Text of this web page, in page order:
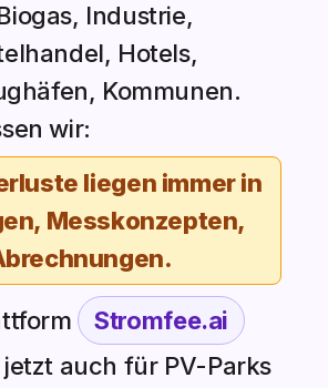
Industrie,
Hotels,
Kommunen.
wir:
liegen immer in
Messkonzepten,
Stromfee.ai
auch für PV-Parks